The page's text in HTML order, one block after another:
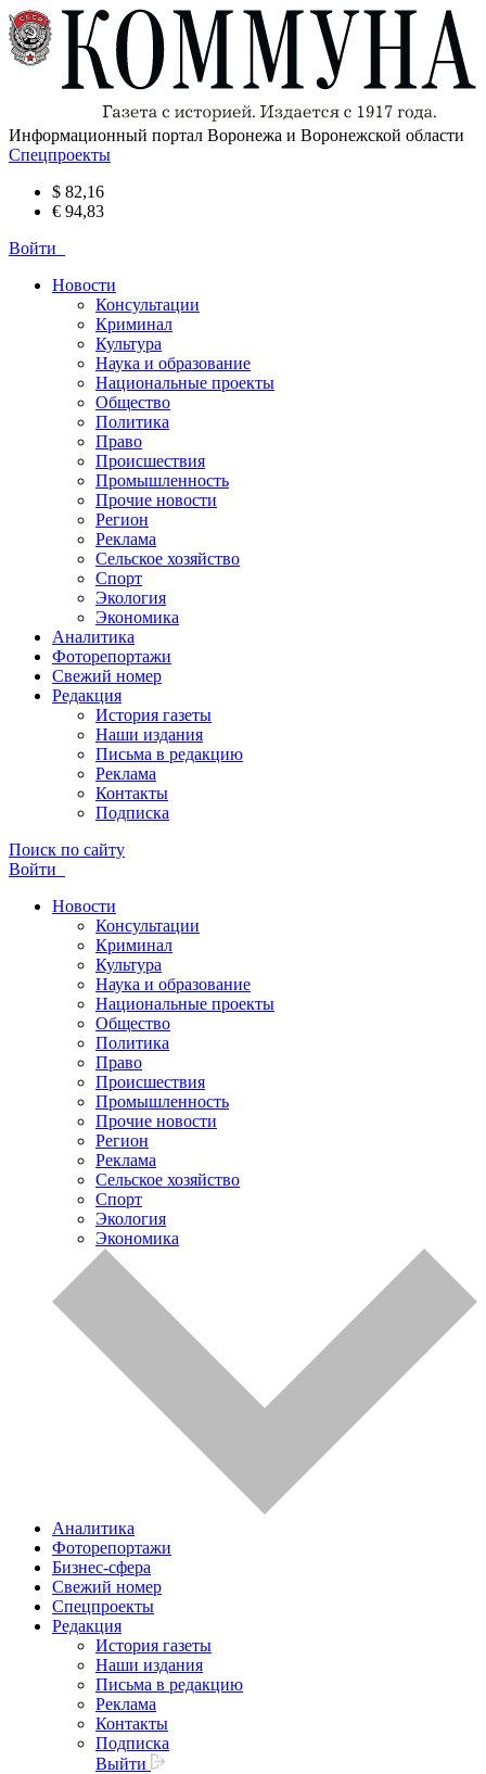
Информационный портал Воронежа и Воронежской области
Спецпроекты
$ 82,16
€ 94,83
Войти
Новости
Консультации
Криминал
Культура
Наука и образование
Национальные проекты
Общество
Политика
Право
Происшествия
Промышленность
Прочие новости
Регион
Реклама
Сельское хозяйство
Спорт
Экология
Экономика
Аналитика
Фоторепортажи
Свежий номер
Редакция
История газеты
Наши издания
Письма в редакцию
Реклама
Контакты
Подписка
Поиск по сайту
Войти
Новости
Консультации
Криминал
Культура
Наука и образование
Национальные проекты
Общество
Политика
Право
Происшествия
Промышленность
Прочие новости
Регион
Реклама
Сельское хозяйство
Спорт
Экология
Экономика
Аналитика
Фоторепортажи
Бизнес-сфера
Свежий номер
Спецпроекты
Редакция
История газеты
Наши издания
Письма в редакцию
Реклама
Контакты
Подписка
Выйти